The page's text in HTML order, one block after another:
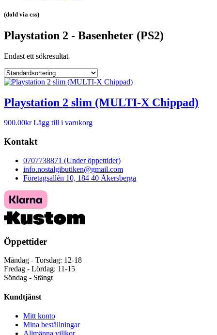
(dold via css)
Playstation 2 - Basenheter (PS2)
Endast ett sökresultat
Playstation 2 slim (MULTI-X Chippad)
900.00kr Lägg till i varukorg
Kontakt
0707738871 (Under öppettider)
info.nostalgibutiken@gmail.com
Företagsallén 10, 184 40 Åkersberga
Öppettider
Måndag - Torsdag: 12-18
Fredag - Lördag: 11-15
Söndag - Stängt
Kundtjänst
Mitt konto
Mina beställningar
Allmänna villkor